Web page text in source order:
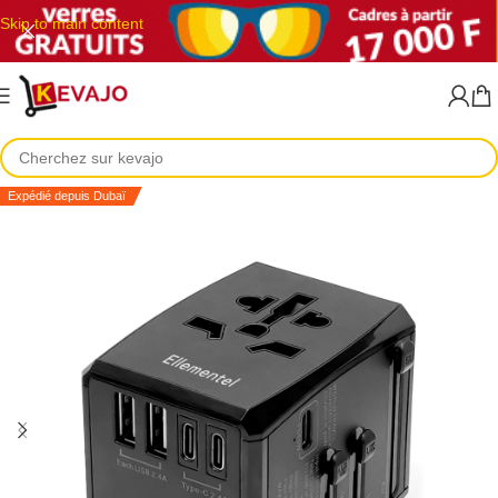
Skip to main content
Expédié depuis Dubaï